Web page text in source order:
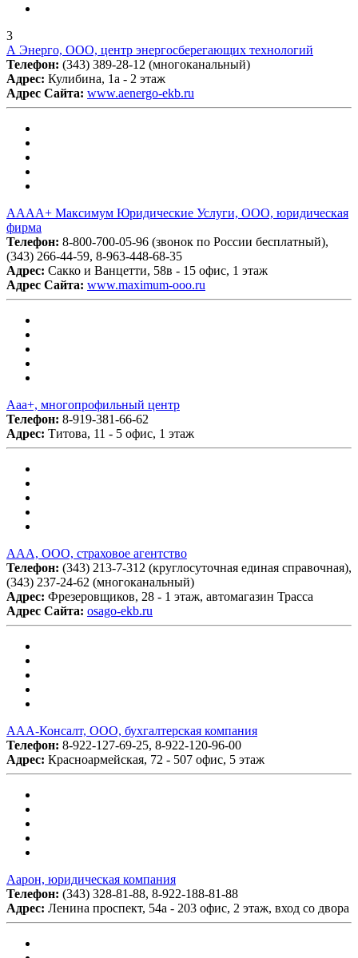
3
А Энерго, ООО, центр энергосберегающих технологий
Телефон: (343) 389-28-12 (многоканальный)
Адрес: Кулибина, 1а - 2 этаж
Адрес Сайта: www.aenergo-ekb.ru
АААА+ Максимум Юридические Услуги, ООО, юридическая
фирма
Телефон: 8-800-700-05-96 (звонок по России бесплатный),
(343) 266-44-59, 8-963-448-68-35
Адрес: Сакко и Ванцетти, 58в - 15 офис, 1 этаж
Адрес Сайта: www.maximum-ooo.ru
Ааа+, многопрофильный центр
Телефон: 8-919-381-66-62
Адрес: Титова, 11 - 5 офис, 1 этаж
ААА, ООО, страховое агентство
Телефон: (343) 213-7-312 (круглосуточная единая справочная),
(343) 237-24-62 (многоканальный)
Адрес: Фрезеровщиков, 28 - 1 этаж, автомагазин Трасса
Адрес Сайта: osago-ekb.ru
ААА-Консалт, ООО, бухгалтерская компания
Телефон: 8-922-127-69-25, 8-922-120-96-00
Адрес: Красноармейская, 72 - 507 офис, 5 этаж
Аарон, юридическая компания
Телефон: (343) 328-81-88, 8-922-188-81-88
Адрес: Ленина проспект, 54а - 203 офис, 2 этаж, вход со двора